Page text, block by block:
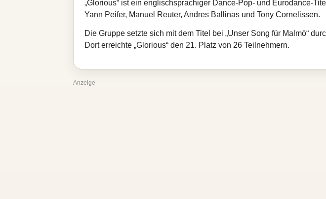
„Glorious“ ist ein englischsprachiger Dance-Pop- und Eurodance-
Yann Peifer, Manuel Reuter, Andres Ballinas und Tony Cornelissen.
Die Gruppe setzte sich mit dem Titel bei „Unser Song für Malmö“
Dort erreichte „Glorious“ den 21. Platz von 26 Teilnehmern.
Anzeige